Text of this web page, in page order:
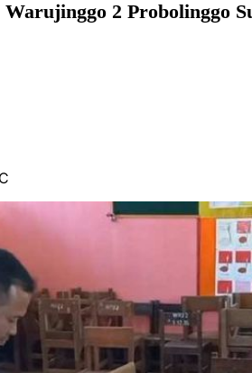
2 Probolinggo